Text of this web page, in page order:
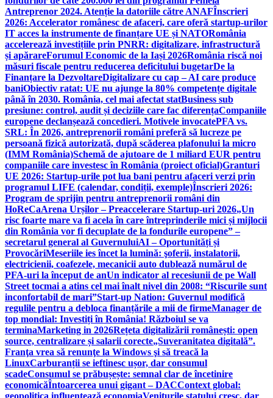
Antreprenor 2024. Atenție la datoriile către ANAFÎnscrieri
2026: Accelerator românesc de afaceri, care oferă startup-urilor
IT acces la instrumente de finanțare UE și NATORomânia
accelerează investițiile prin PNRR: digitalizare, infrastructură
și apărareForumul Economic de la Iași 2026România riscă noi
măsuri fiscale pentru reducerea deficitului bugetarDe la
Finanțare la DezvoltareDigitalizare cu cap – AI care produce
baniObiectiv ratat: UE nu ajunge la 80% competențe digitale
până în 2030. România, cel mai afectat statBusiness sub
presiune: control, audit și deciziile care fac diferențaCompaniile
europene declanșează concedieri. Motivele invocatePFA vs.
SRL: În 2026, antreprenorii români preferă să lucreze pe
persoană fizică autorizată, după scăderea plafonului la micro
(IMM România)Schemă de ajutoare de 1 miliard EUR pentru
companiile care investesc în România (proiect oficial)Granturi
UE 2026: Startup-urile pot lua bani pentru afaceri verzi prin
programul LIFE (calendar, condiții, exemple)Înscrieri 2026:
Program de sprijin pentru antreprenorii români din
HoReCaArena Urșilor – Preaccelerare Startup-uri 2026„Un
risc foarte mare va fi acela în care întreprinderile mici și mijlocii
din România vor fi decuplate de la fondurile europene” –
secretarul general al GuvernuluiAI – Oportunități și
ProvocăriMeseriile ies încet la lumină: şoferii, instalatorii,
electricienii, coafezele, mecanicii auto dublează numărul de
PFA-uri la început de anUn indicator al recesiunii de pe Wall
Street tocmai a atins cel mai înalt nivel din 2008: “Riscurile sunt
inconfortabil de mari”Start-up Nation: Guvernul modifică
regulile pentru a debloca finanțările a mii de firmeManager de
top mondial: Investiți în România! Războiul se va
terminaMarketing in 2026Rețeta digitalizării românești: open
source, centralizare și salarii corecte„Suveranitatea digitală”.
Franţa vrea să renunţe la Windows şi să treacă la
LinuxCarburanții se ieftinesc ușor, dar consumul
scadeConsumul se prăbușește: semnal clar de încetinire
economicăÎntoarcerea unui gigant – DACContext global:
geopolitica influențează economiaVeniturile statului cresc, dar